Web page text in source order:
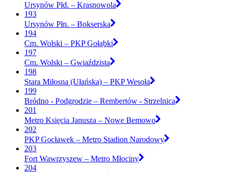
Ursynów Płd. – Krasnowola
193
Ursynów Płn. – Bokserska
194
Cm. Wolski – PKP Gołąbki
197
Cm. Wolski – Gwiaździsta
198
Stara Miłosna (Ułańska) – PKP Wesoła
199
Bródno - Podgrodzie – Rembertów - Strzelnica
201
Metro Księcia Janusza – Nowe Bemowo
202
PKP Gocławek – Metro Stadion Narodowy
203
Fort Wawrzyszew – Metro Młociny
204